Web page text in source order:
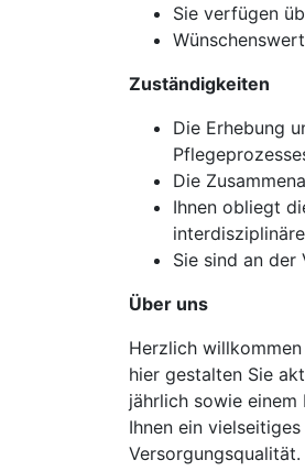
Sie verfügen
Zuständigkeiten
Die Erhebung
Die
Ihnen obliegt
Sie sind an
Über uns
Herzlich
hier gestalten Sie
jährlich sowie
Ihnen ein